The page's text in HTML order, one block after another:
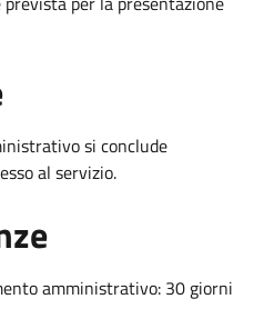
si conclude
al servizio.
amministrativo: 30 giorni